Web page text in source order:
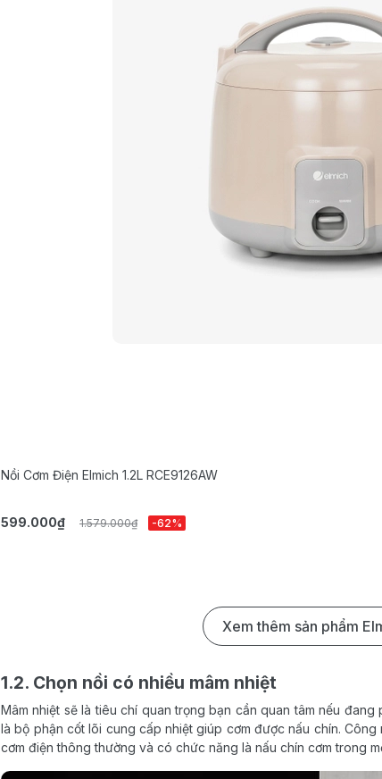
Nồi Cơm Điện Elmich 1.2L RCE9126AW
599.000₫ 1.579.000₫ -62%
Xem thêm sản phẩm
1.2. Chọn nồi có nhiều mâm nhiệt
Mâm nhiệt sẽ là tiêu chí quan trọng bạn cần quan tâm nếu
là bộ phận cốt lõi cung cấp nhiệt giúp cơm được nấu chín. Công
cơm điện thông thường và có chức năng là nấu chín cơm trong